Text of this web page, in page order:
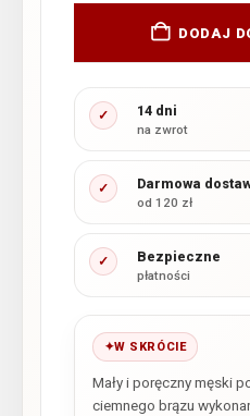
DODAJ
✓ 14 dni
na zwrot
✓ Darmowa
od 120 zł
✓ Bezpieczne
płatności
W SKRÓCIE
Mały i poręczny męski
ciemnego brązu